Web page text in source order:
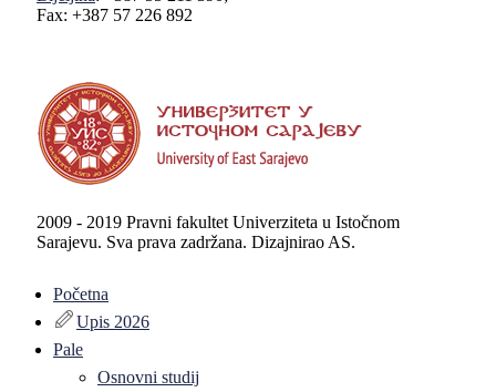
Fax: +387 57 226 892
2009 - 2019 Pravni fakultet Univerziteta u Istočnom
Sarajevu. Sva prava zadržana. Dizajnirao AS.
Početna
Upis 2026
Pale
Osnovni studij